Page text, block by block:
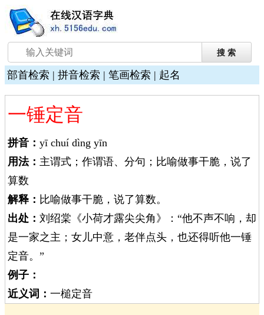
部首检索 | 拼音检索 | 笔画检索 | 起名
一锤定音
拼音： yī chuí dìng yīn
用法： 主谓式；作谓语、分句；比喻做事干脆，说了
算数
解释： 比喻做事干脆，说了算数。
出处： 刘绍棠《小荷才露尖尖角》：“他不声不响，却
是一家之主；女儿中意，老伴点头，也还得听他一锤
定音。”
例子：
近义词： 一槌定音